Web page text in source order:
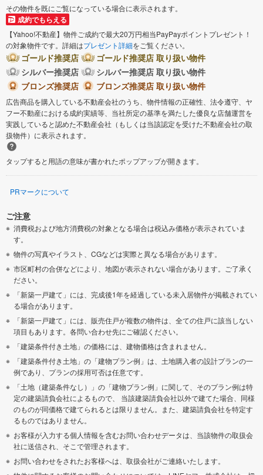
その物件を既にご覧になっている場合に表示されます。
成約でもらえる
【Yahoo!不動産】物件ご成約で最大20万円相当PayPayポイントプレゼント！
の対象物件です。詳細はプレゼント詳細をご覧ください。
ゴールド推奨店
ゴールド推奨店 取り扱い物件
シルバー推奨店
シルバー推奨店 取り扱い物件
ブロンズ推奨店
ブロンズ推奨店 取り扱い物件
広告商品を購入している不動産会社のうち、物件情報の正確性、法令遵守、ヤ
フー不動産における成約実績等、当社所定の基準を満たした優良な店舗運営を
実践していると認めた不動産会社（もしくは当該認定を受けた不動産会社の取
扱物件）に表示されます。
タップすると用語の意味が書かれたポップアップが開きます。
PRマークについて
ご注意
消費税および地方消費税の対象となる場合は税込み価格が表示されていま
す。
物件の写真やイラスト、CGなどは実際と異なる場合があります。
市区町村の合併などにより、地図が表示されない場合があります。ご了承く
ださい。
「新築一戸建て」には、完成後1年を経過している未入居物件が掲載されてい
る場合があります。
「新築一戸建て」には、販売住戸が複数の物件は、全ての住戸に該当しない
項目もあります。各問い合わせ先にご確認ください。
「建築条件付き土地」の価格には、建物価格は含まれません。
「建築条件付き土地」の「建物プラン例」は、土地購入者の設計プランの一
例であり、プランの採用可否は任意です。
「土地（建築条件なし）」の「建物プラン例」に関して、そのプラン例は特
定の建築請負会社によるもので、 当該建築請負会社以外で建てた場合、同様
のものが同価格で建てられるとは限りません。また、建築請負会社を特定す
るものではありません。
お客様が入力する個人情報を含むお問い合わせデータは、当該物件の取扱会
社に送信され、そこで管理されます。
お問い合わせをされたお客様へは、取扱会社がご連絡いたします。